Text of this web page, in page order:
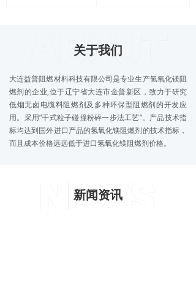
关于我们
大连益普阻燃材料科技有限公司是专业生产氢氧化镁阻
燃剂的企业,位于辽宁省大连市金普新区，致力于研究
低烟无卤电缆料阻燃剂及多种环保型阻燃剂的开发应
用。采用“干式粒子碰撞粉碎一步法工艺”。产品技术指
标均达到国外进口产品的氢氧化镁阻燃剂的技术指标，
而且成本价格远远低于进口氢氧化镁阻燃剂价格。
新闻资讯